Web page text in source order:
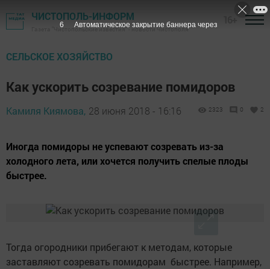
ЧИСТОПОЛЬ-ИНФОРМ
Газета "Чистопольские известия" - новости Чистополя
СЕЛЬСКОЕ ХОЗЯЙСТВО
Как ускорить созревание помидоров
Камиля Киямова, 28 июня 2018 - 16:16 2323 0 2
Иногда помидоры не успевают созревать из-за
холодного лета, или хочется получить спелые плоды
быстрее.
Тогда огородники прибегают к методам, которые
заставляют созревать помидорам быстрее. Например,
5 Автоматическое закрытие баннера через